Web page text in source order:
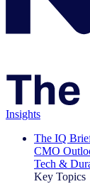
Insights
The IQ
CMO
Tech &
Key Topics